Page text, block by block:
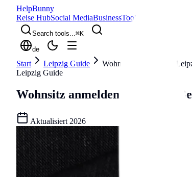
HelpBunny
Reise HubSocial MediaBusinessTools
Search tools...⌘K
de
Start Leipzig Guide
Wohnsitz anmelden in
Leipzig Guide
Wohnsitz anmelden in Leipzig
Aktualisiert 2026